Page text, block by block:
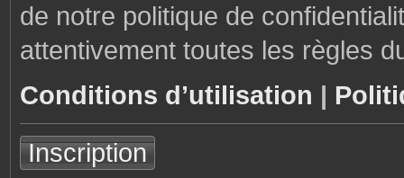
de notre politique de
attentivement toutes les règles
Conditions d’utilisation |
Inscription